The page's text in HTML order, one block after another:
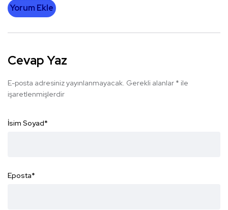
Yorum Ekle
Cevap Yaz
E-posta adresiniz yayınlanmayacak. Gerekli alanlar * ile
işaretlenmişlerdir
İsim Soyad*
Eposta*